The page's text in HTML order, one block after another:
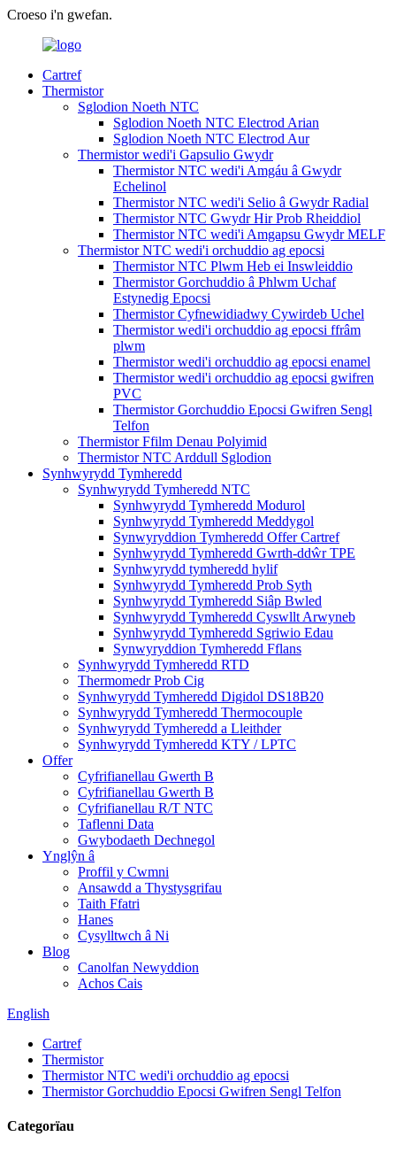
Croeso i'n gwefan.
Cartref
Thermistor
Sglodion Noeth NTC
Sglodion Noeth NTC Electrod Arian
Sglodion Noeth NTC Electrod Aur
Thermistor wedi'i Gapsulio Gwydr
Thermistor NTC wedi'i Amgáu â Gwydr
Echelinol
Thermistor NTC wedi'i Selio â Gwydr Radial
Thermistor NTC Gwydr Hir Prob Rheiddiol
Thermistor NTC wedi'i Amgapsu Gwydr MELF
Thermistor NTC wedi'i orchuddio ag epocsi
Thermistor NTC Plwm Heb ei Inswleiddio
Thermistor Gorchuddio â Phlwm Uchaf
Estynedig Epocsi
Thermistor Cyfnewidiadwy Cywirdeb Uchel
Thermistor wedi'i orchuddio ag epocsi ffrâm
plwm
Thermistor wedi'i orchuddio ag epocsi enamel
Thermistor wedi'i orchuddio ag epocsi gwifren
PVC
Thermistor Gorchuddio Epocsi Gwifren Sengl
Telfon
Thermistor Ffilm Denau Polyimid
Thermistor NTC Arddull Sglodion
Synhwyrydd Tymheredd
Synhwyrydd Tymheredd NTC
Synhwyrydd Tymheredd Modurol
Synhwyrydd Tymheredd Meddygol
Synwyryddion Tymheredd Offer Cartref
Synhwyrydd Tymheredd Gwrth-ddŵr TPE
Synhwyrydd tymheredd hylif
Synhwyrydd Tymheredd Prob Syth
Synhwyrydd Tymheredd Siâp Bwled
Synhwyrydd Tymheredd Cyswllt Arwyneb
Synhwyrydd Tymheredd Sgriwio Edau
Synwyryddion Tymheredd Fflans
Synhwyrydd Tymheredd RTD
Thermomedr Prob Cig
Synhwyrydd Tymheredd Digidol DS18B20
Synhwyrydd Tymheredd Thermocouple
Synhwyrydd Tymheredd a Lleithder
Synhwyrydd Tymheredd KTY / LPTC
Offer
Cyfrifianellau Gwerth B
Cyfrifianellau Gwerth B
Cyfrifianellau R/T NTC
Taflenni Data
Gwybodaeth Dechnegol
Ynglŷn â
Proffil y Cwmni
Ansawdd a Thystysgrifau
Taith Ffatri
Hanes
Cysylltwch â Ni
Blog
Canolfan Newyddion
Achos Cais
English
Cartref
Thermistor
Thermistor NTC wedi'i orchuddio ag epocsi
Thermistor Gorchuddio Epocsi Gwifren Sengl Telfon
Categorïau